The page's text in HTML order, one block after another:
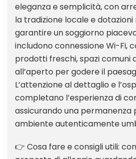
eleganza e semplicità, con
la tradizione locale e
garantire un soggiorno
includono connessione Wi-Fi,
prodotti freschi, spazi comuni
all’aperto per godere il
L’attenzione al dettaglio e
completano l’esperienza di
assicurando una permanenza
ambiente autenticamente
👉 Cosa fare e consigli utili: